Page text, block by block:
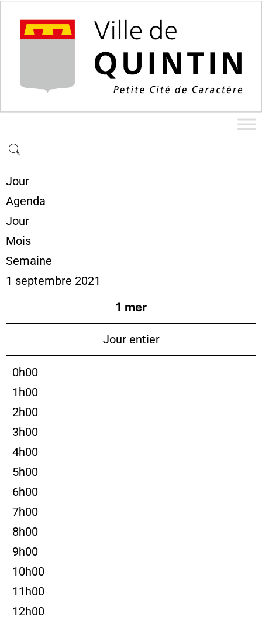
Jour
Agenda
Jour
Mois
Semaine
1 septembre 2021
1 mer
Jour entier
0h00
1h00
2h00
3h00
4h00
5h00
6h00
7h00
8h00
9h00
10h00
11h00
12h00